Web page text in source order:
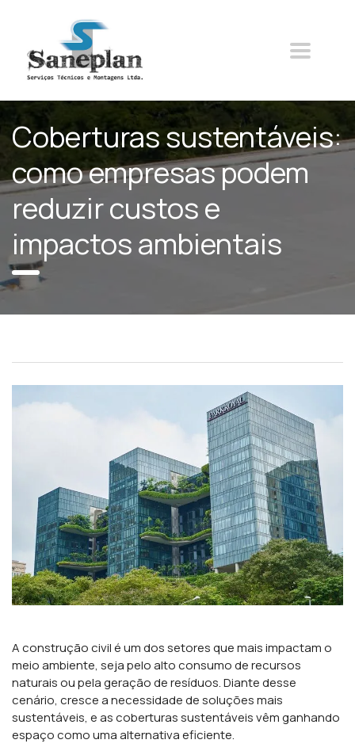
Coberturas sustentáveis:
como empresas podem
reduzir custos e
impactos ambientais
A construção civil é um dos setores que mais impactam o
meio ambiente, seja pelo alto consumo de recursos
naturais ou pela geração de resíduos. Diante desse
cenário, cresce a necessidade de soluções mais
sustentáveis, e as coberturas sustentáveis vêm ganhando
espaço como uma alternativa eficiente.